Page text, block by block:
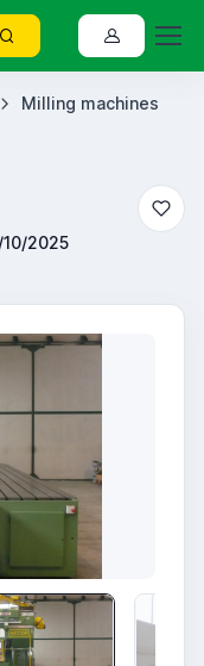
Milling machines
2025